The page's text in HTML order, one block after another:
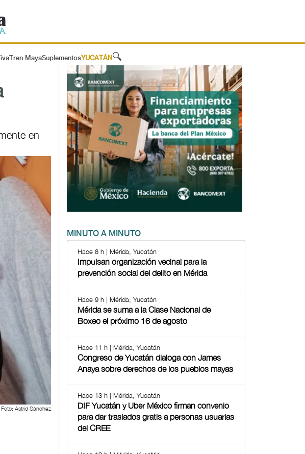
Tren MayaSuplementosYUCATÁN 🔍
en
Foto: Astrid Sánchez
MINUTO A MINUTO
Hace 8 h | Mérida, Yucatán
Impulsan organización vecinal para la
prevención social del delito en Mérida
Hace 9 h | Mérida, Yucatán
Mérida se suma a la Clase Nacional de
Boxeo el próximo 16 de agosto
Hace 11 h | Mérida, Yucatán
Congreso de Yucatán dialoga con James
Anaya sobre derechos de los pueblos mayas
Hace 13 h | Mérida, Yucatán
DIF Yucatán y Uber México firman convenio
para dar traslados gratis a personas usuarias
del CREE